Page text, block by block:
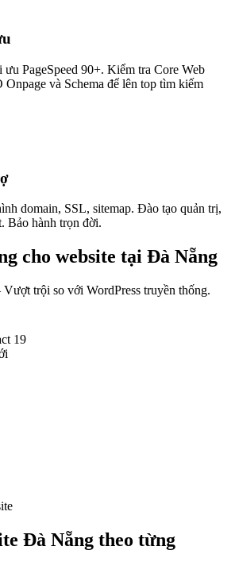
PageSpeed 90+. Kiểm tra Core Web
Onpage và Schema để lên top tìm kiếm
domain, SSL, sitemap. Đào tạo quản trị,
Bảo hành trọn đời.
cho website tại Đà Nẵng
trội so với WordPress truyền thống.
19
Đà Nẵng theo từng